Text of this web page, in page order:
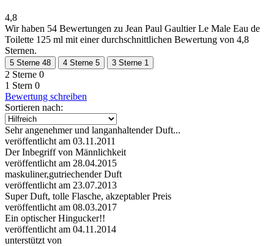
4,8
Wir haben 54 Bewertungen zu Jean Paul Gaultier Le Male Eau de
Toilette 125 ml mit einer durchschnittlichen Bewertung von 4,8
Sternen.
5 Sterne 48 4 Sterne 5 3 Sterne 1
2 Sterne 0
1 Stern 0
Bewertung schreiben
Sortieren nach:
Sehr angenehmer und langanhaltender Duft...
veröffentlicht am 03.11.2011
Der Inbegriff von Männlichkeit
veröffentlicht am 28.04.2015
maskuliner,gutriechender Duft
veröffentlicht am 23.07.2013
Super Duft, tolle Flasche, akzeptabler Preis
veröffentlicht am 08.03.2017
Ein optischer Hingucker!!
veröffentlicht am 04.11.2014
unterstützt von